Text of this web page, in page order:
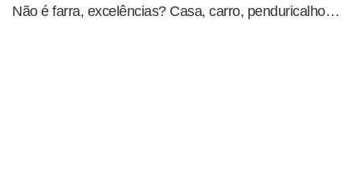
Não é farra, excelências? Casa, carro, penduricalho…